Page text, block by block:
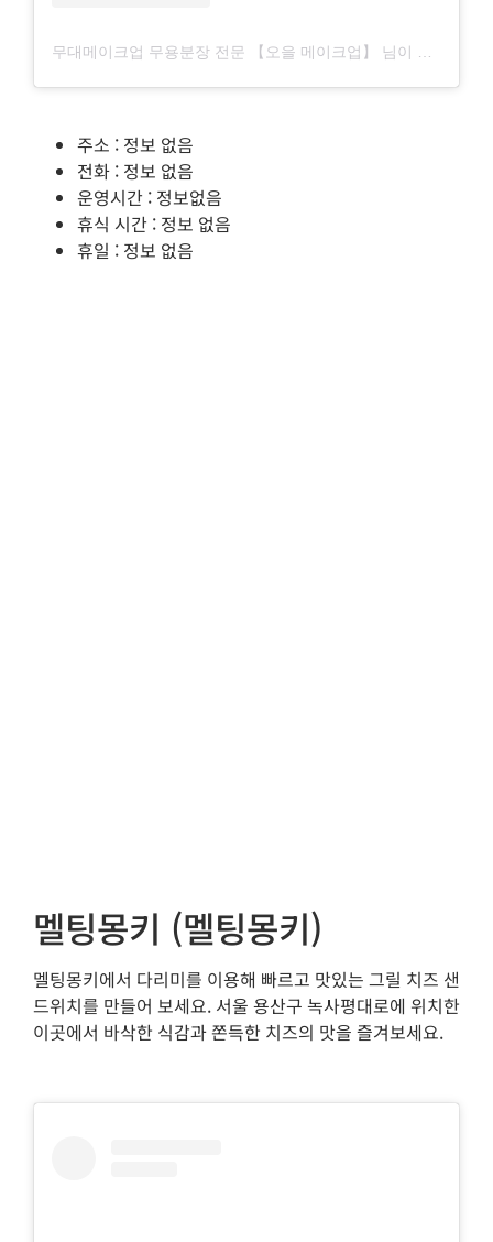
주소 : 정보 없음
전화 : 정보 없음
운영시간 : 정보없음
휴식 시간 : 정보 없음
휴일 : 정보 없음
멜팅몽키 (멜팅몽키)
멜팅몽키에서 다리미를 이용해 빠르고 맛있는 그릴 치즈 샌
드위치를 만들어 보세요. 서울 용산구 녹사평대로에 위치한
이곳에서 바삭한 식감과 쫀득한 치즈의 맛을 즐겨보세요.